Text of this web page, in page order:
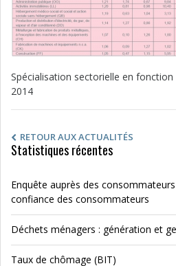
Spécialisation sectorielle en
2014
RETOUR AUX ACTUALITÉS
Statistiques récentes
Enquête auprès des
confiance des consommateurs
Déchets ménagers : génération et
Taux de chômage (BIT)